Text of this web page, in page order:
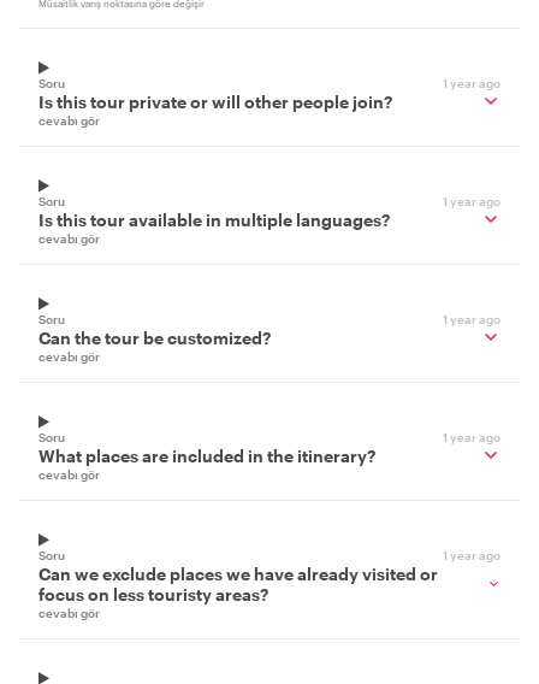
Müsaitlik varış noktasına göre değişir
Soru 1 year ago
Is this tour private or will other people join?
cevabı gör
Soru 1 year ago
Is this tour available in multiple languages?
cevabı gör
Soru 1 year ago
Can the tour be customized?
cevabı gör
Soru 1 year ago
What places are included in the itinerary?
cevabı gör
Soru 1 year ago
Can we exclude places we have already visited or
focus on less touristy areas?
cevabı gör